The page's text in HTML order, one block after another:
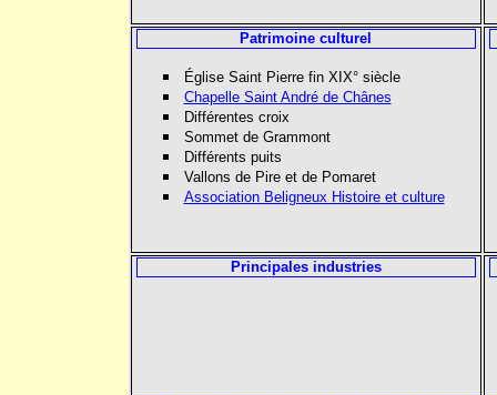
Patrimoine culturel
Église Saint Pierre fin XIX° siècle
Chapelle Saint André de Chânes
Différentes croix
Sommet de Grammont
Différents puits
Vallons de Pire et de Pomaret
Association Beligneux Histoire et culture
Principales industries